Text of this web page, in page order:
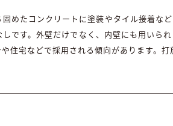
めたコンクリートに塗装やタイル接着な
しです。外壁だけでなく、内壁にも用いら
住宅などで採用される傾向があります。打